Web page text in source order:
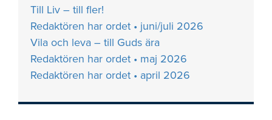
Till Liv – till fler!
Redaktören har ordet • juni/juli 2026
Vila och leva – till Guds ära
Redaktören har ordet • maj 2026
Redaktören har ordet • april 2026